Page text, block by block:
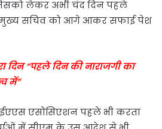
लेकर अभी चंद दिन पहले
सचिव को आगे आकर सफाई पेश
“पहले दिन की नाराजगी का
में”
एसोसिएशन पहले भी करता